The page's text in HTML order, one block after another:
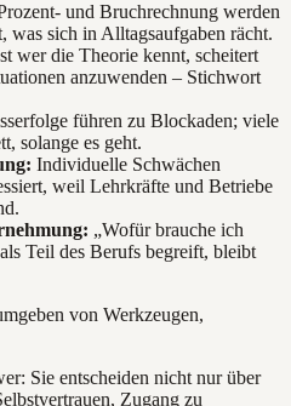
und Bruchrechnung werden
was sich in Alltagsaufgaben rächt.
wer die Theorie kennt, scheitert
anzuwenden – Stichwort
führen zu Blockaden; viele
solange es geht.
Individuelle Schwächen
weil Lehrkräfte und Betriebe
„Wofür brauche ich
Teil des Berufs begreift, bleibt
Sie entscheiden nicht nur über
Zugang zu